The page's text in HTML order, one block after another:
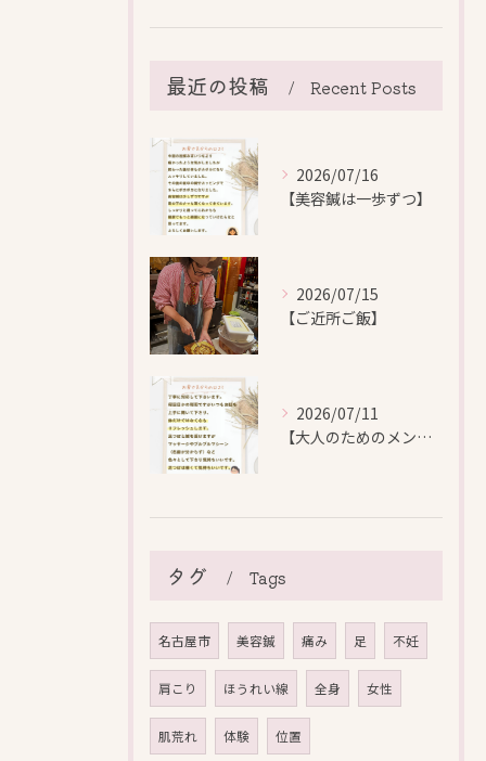
最近の投稿 Recent Posts
2026/07/16
【美容鍼は一歩ずつ】
2026/07/15
【ご近所ご飯】
2026/07/11
【大人のためのメンテナンス鍼灸】
タグ Tags
名古屋市 美容鍼 痛み 足 不妊
肩こり ほうれい線 全身 女性
肌荒れ 体験 位置